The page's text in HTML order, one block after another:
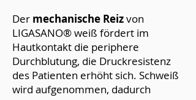
Der mechanische Reizvon
LIGASANO® weiß fördert im
Hautkontakt die periphere
Durchblutung, die Druckresistenz
des Patienten erhöht sich. Schweiß
wird aufgenommen, dadurch